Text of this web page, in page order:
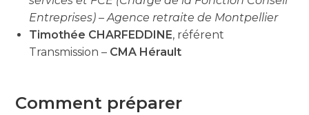
Entreprises) – Agence retraite de Montpellier
Timothée CHARFEDDINE, référent
Transmission – CMA Hérault
Comment préparer